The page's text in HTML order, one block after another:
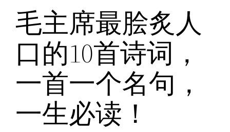
毛主席最脍炙人
口的10首诗词，
一首一个名句，
一生必读！